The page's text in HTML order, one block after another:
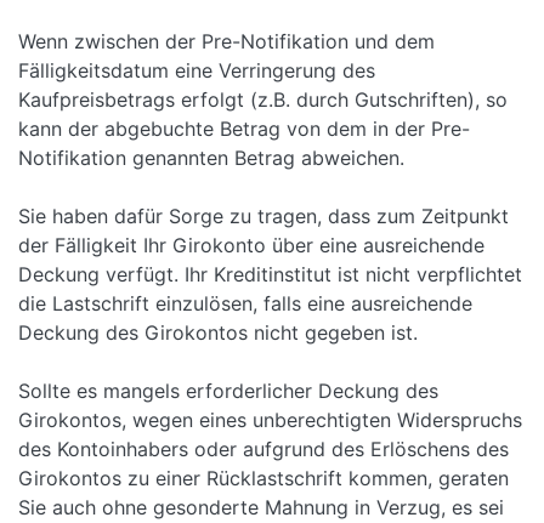
Wenn zwischen der Pre-Notifikation und dem
Fälligkeitsdatum eine Verringerung des
Kaufpreisbetrags erfolgt (z.B. durch Gutschriften), so
kann der abgebuchte Betrag von dem in der Pre-
Notifikation genannten Betrag abweichen.
Sie haben dafür Sorge zu tragen, dass zum Zeitpunkt
der Fälligkeit Ihr Girokonto über eine ausreichende
Deckung verfügt. Ihr Kreditinstitut ist nicht verpflichtet
die Lastschrift einzulösen, falls eine ausreichende
Deckung des Girokontos nicht gegeben ist.
Sollte es mangels erforderlicher Deckung des
Girokontos, wegen eines unberechtigten Widerspruchs
des Kontoinhabers oder aufgrund des Erlöschens des
Girokontos zu einer Rücklastschrift kommen, geraten
Sie auch ohne gesonderte Mahnung in Verzug, es sei